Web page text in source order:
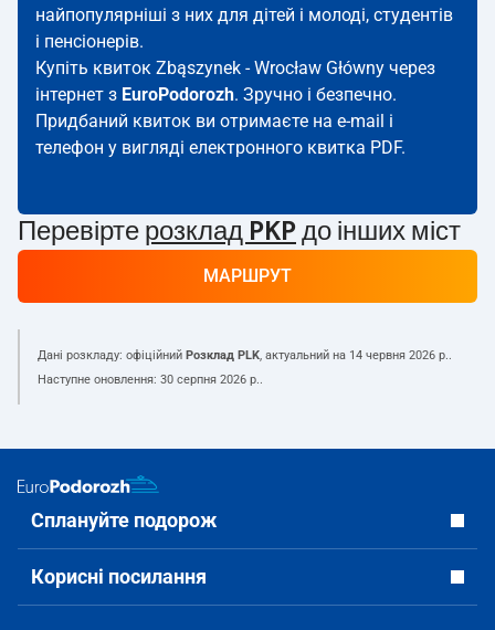
найпопулярніші з них для дітей і молоді, студентів
і пенсіонерів.
Купіть квиток Zbąszynek - Wrocław Główny через
інтернет з EuroPodorozh. Зручно і безпечно.
Придбаний квиток ви отримаєте на e-mail і
телефон у вигляді електронного квитка PDF.
Перевірте розклад PKP до інших міст
МАРШРУТ
Дані розкладу: офіційний Розклад PLK, актуальний на 14 червня 2026 р..
Наступне оновлення: 30 серпня 2026 р..
Сплануйте подорож
Корисні посилання